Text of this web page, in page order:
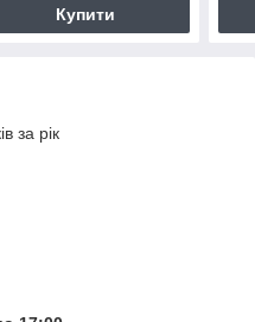
Купити
за рік